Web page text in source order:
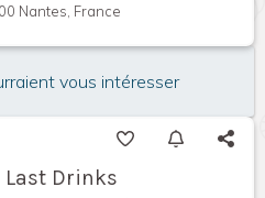
Nantes, France
vous intéresser
Last Drinks